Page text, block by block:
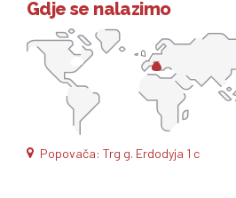
Gdje se nalazimo
Popovača: Trg g. Erdodyja 1 c